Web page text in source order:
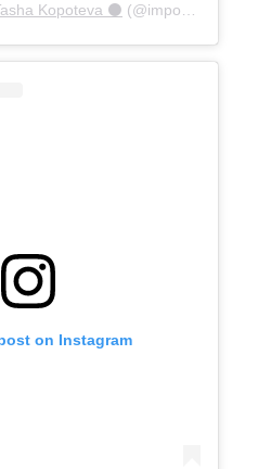
Kopoteva ⚫️ (@important2think) on
on Instagram